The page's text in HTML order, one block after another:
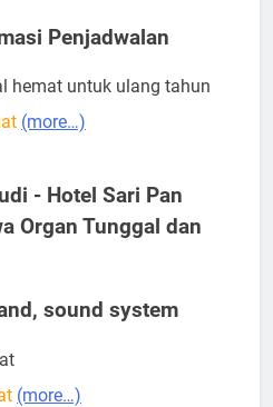
Penjadwalan
hemat untuk ulang tahun
(more…)
- Hotel Sari Pan
Organ Tunggal dan
sound system
(more…)